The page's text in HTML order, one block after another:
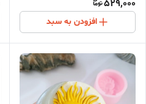
529,000
افزودن به سبد